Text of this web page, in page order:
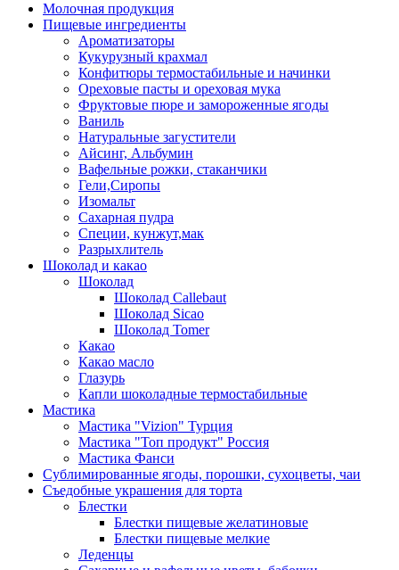
Молочная продукция
Пищевые ингредиенты
Ароматизаторы
Кукурузный крахмал
Конфитюры термостабильные и начинки
Ореховые пасты и ореховая мука
Фруктовые пюре и замороженные ягоды
Ваниль
Натуральные загустители
Айсинг, Альбумин
Вафельные рожки, стаканчики
Гели,Сиропы
Изомальт
Сахарная пудра
Специи, кунжут,мак
Разрыхлитель
Шоколад и какао
Шоколад
Шоколад Callebaut
Шоколад Sicao
Шоколад Tomer
Какао
Какао масло
Глазурь
Капли шоколадные термостабильные
Мастика
Мастика "Vizion" Турция
Мастика "Топ продукт" Россия
Мастика Фанси
Сублимированные ягоды, порошки, сухоцветы, чаи
Съедобные украшения для торта
Блестки
Блестки пищевые желатиновые
Блестки пищевые мелкие
Леденцы